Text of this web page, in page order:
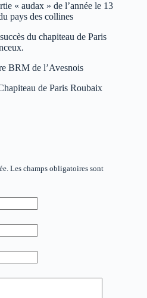
« audax » de l’année le 13
pays des collines
du chapiteau de Paris
BRM de l’Avesnois
de Paris Roubaix
Les champs obligatoires sont